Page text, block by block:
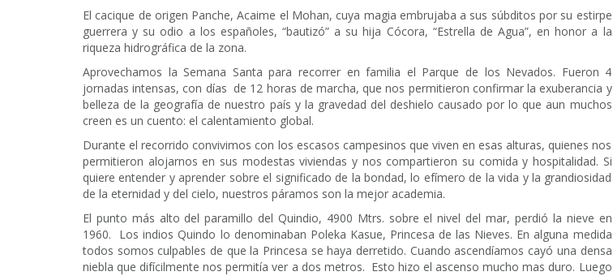
El cacique de origen Panche, Acaime el Mohan, cuya magia embrujaba a sus súbditos por su estirpe
guerrera y su odio a los españoles, “bautizó” a su hija Cócora, “Estrella de Agua”, en honor a la
riqueza hidrográfica de la zona.
Aprovechamos la Semana Santa para recorrer en familia el Parque de los Nevados. Fueron 4
jornadas intensas, con días de 12 horas de marcha, que nos permitieron confirmar la exuberancia y
belleza de la geografía de nuestro país y la gravedad del deshielo causado por lo que aun muchos
creen es un cuento: el calentamiento global.
Durante el recorrido convivimos con los escasos campesinos que viven en esas alturas, quienes nos
permitieron alojarnos en sus modestas viviendas y nos compartieron su comida y hospitalidad. Si
quiere entender y aprender sobre el significado de la bondad, lo efímero de la vida y la grandiosidad
de la eternidad y del cielo, nuestros páramos son la mejor academia.
El punto más alto del paramillo del Quindio, 4900 Mtrs. sobre el nivel del mar, perdió la nieve en
1960. Los indios Quindo lo denominaban Poleka Kasue, Princesa de las Nieves. En alguna medida
todos somos culpables de que la Princesa se haya derretido. Cuando ascendíamos cayó una densa
niebla que difícilmente nos permitía ver a dos metros. Esto hizo el ascenso mucho mas duro. Luego